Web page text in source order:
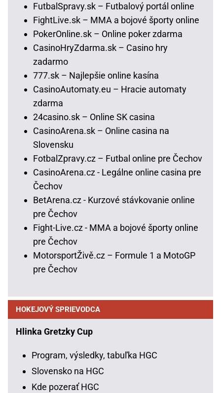
FutbalSpravy.sk – Futbalový portál online
FightLive.sk – MMA a bojové športy online
PokerOnline.sk – Online poker zdarma
CasinoHryZdarma.sk – Casino hry
zadarmo
777.sk – Najlepšie online kasína
CasinoAutomaty.eu – Hracie automaty
zdarma
24casino.sk – Online SK casina
CasinoArena.sk – Online casina na
Slovensku
FotbalZpravy.cz – Futbal online pre Čechov
CasinoArena.cz - Legálne online casina pre
Čechov
BetArena.cz - Kurzové stávkovanie online
pre Čechov
Fight-Live.cz - MMA a bojové športy online
pre Čechov
MotorsportŽivě.cz – Formule 1 a MotoGP
pre Čechov
HOKEJOVÝ SPRIEVODCA
Hlinka Gretzky Cup
Program, výsledky, tabuľka HGC
Slovensko na HGC
Kde pozerať HGC